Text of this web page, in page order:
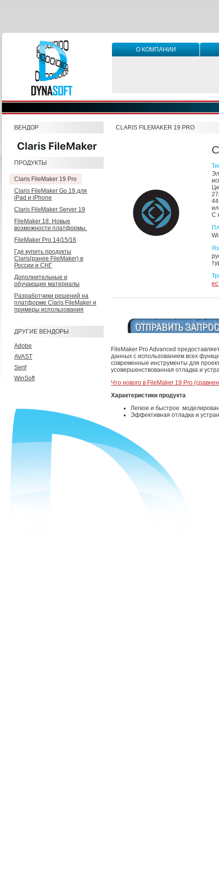
О КОМПАНИИ
ВЕНДОР
ПРОДУКТЫ
Claris FileMaker 19 Pro
Claris FileMaker Go 19 для
iPad и iPhone
Claris FileMaker Server 19
FileMaker 18. Новые
возможности платформы.
FileMaker Pro 14/15/16
Где купить продукты
Claris(ранее FileMaker) в
России и СНГ
Дополнительные и
обучающие материалы
Разработчики решений на
платформе Claris FileMaker и
примеры использования
ДРУГИЕ ВЕНДОРЫ
Adobe
AVAST
Serif
WinSoft
CLARIS FILEMAKER 19 PRO
С
FileMaker Pro Advanced
данных с использованием всех
современные инструменты для
усовершенствованная отладка и
Что нового в FileMaker 19 Pro
Характеристики продукта
Легкое и быстрое
Эффективная отладка и